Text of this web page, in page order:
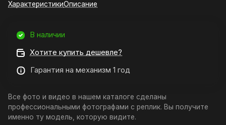
ХарактеристикиОписание
В наличии
Хотите купить дешевле?
Гарантия на механизм 1 год
Все фото и видео в нашем каталоге сделаны
профессиональными фотографами с реплик. Вы получите
именно ту модель, которую видите.